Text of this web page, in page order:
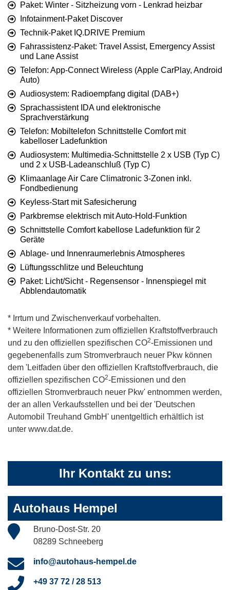
Paket: Winter - Sitzheizung vorn - Lenkrad heizbar
Infotainment-Paket Discover
Technik-Paket IQ.DRIVE Premium
Fahrassistenz-Paket: Travel Assist, Emergency Assist
und Lane Assist
Telefon: App-Connect Wireless (Apple CarPlay, Android
Auto)
Audiosystem: Radioempfang digital (DAB+)
Sprachassistent IDA und elektronische
Sprachverstärkung
Telefon: Mobiltelefon Schnittstelle Comfort mit
kabelloser Ladefunktion
Audiosystem: Multimedia-Schnittstelle 2 x USB (Typ C)
und 2 x USB-Ladeanschluß (Typ C)
Klimaanlage Air Care Climatronic 3-Zonen inkl.
Fondbedienung
Keyless-Start mit Safesicherung
Parkbremse elektrisch mit Auto-Hold-Funktion
Schnittstelle Comfort kabellose Ladefunktion für 2
Geräte
Ablage- und Innenraumerlebnis Atmospheres
Lüftungsschlitze und Beleuchtung
Paket: Licht/Sicht - Regensensor - Innenspiegel mit
Abblendautomatik
* Irrtum und Zwischenverkauf vorbehalten.
* Weitere Informationen zum offiziellen Kraftstoffverbrauch
und zu den offiziellen spezifischen CO2-Emissionen und
gegebenenfalls zum Stromverbrauch neuer Pkw können
dem 'Leitfaden über den offiziellen Kraftstoffverbrauch, die
offiziellen spezifischen CO2-Emissionen und den
offiziellen Stromverbrauch neuer Pkw' entnommen werden,
der an allen Verkaufsstellen und bei der 'Deutschen
Automobil Treuhand GmbH' unentgeltlich erhältlich ist
unter www.dat.de.
Ihr Kontakt zu uns:
Autohaus Hempel
Bruno-Dost-Str. 20
08289 Schneeberg
info@autohaus-hempel.de
+49 37 72 / 28 513